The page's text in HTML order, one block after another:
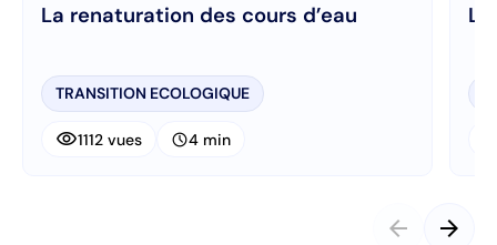
La renaturation des cours d’eau
TRANSITION ECOLOGIQUE
visibility1112 vues schedule4 min
arrow_back arrow_forward